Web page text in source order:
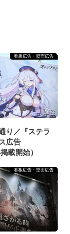
看板広告・壁面広告
り／『ステラ
広告
載開始）
看板広告・壁面広告